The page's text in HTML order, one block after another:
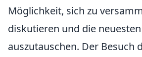
Möglichkeit, sich zu
diskutieren und die
auszutauschen. Der Besuch